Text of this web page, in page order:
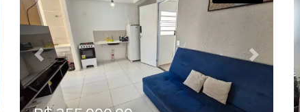
Previous Next